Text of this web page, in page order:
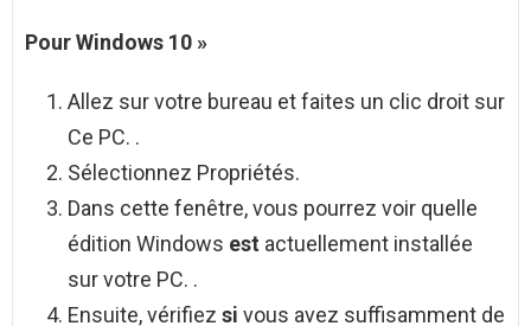
Pour Windows 10 »
Allez sur votre bureau et faites un clic droit sur
Ce PC. .
Sélectionnez Propriétés.
Dans cette fenêtre, vous pourrez voir quelle
édition Windows est actuellement installée
sur votre PC. .
Ensuite, vérifiez si vous avez suffisamment de